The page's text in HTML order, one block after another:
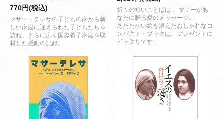
770円(税込)
マザー・テレサの子どもの家から新
しい家庭に迎えられた子どもたちを
訪ね、さらに広く国際養子家庭を取
材した感動の記録。
折々の短いことばは 、マザーがあ
なたに贈る愛のメッセージ。
あたたかい絵を添えたおしゃれなコ
ンパクト・ブックは、プレゼントに
ピッタリです 。